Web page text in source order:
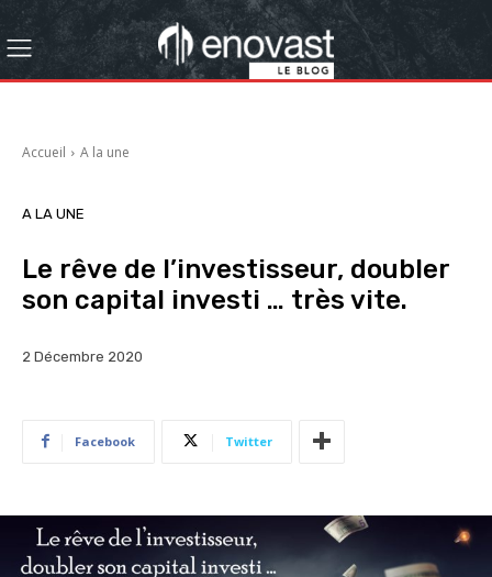
Accueil A la une
A LA UNE
Le rêve de l’investisseur, doubler
son capital investi … très vite.
2 Décembre 2020
Facebook Twitter